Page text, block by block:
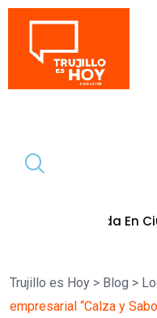
En Ciudad
Trujillo es Hoy > Blog >
empresarial “Calza y